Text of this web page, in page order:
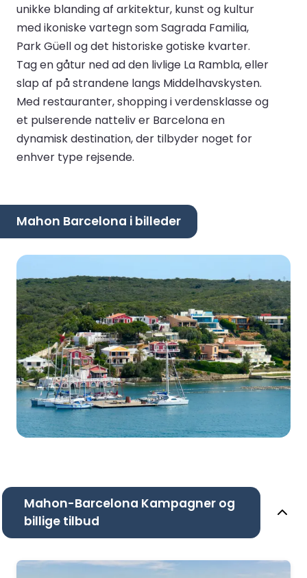
unikke blanding af arkitektur, kunst og kultur
med ikoniske vartegn som Sagrada Familia,
Park Güell og det historiske gotiske kvarter.
Tag en gåtur ned ad den livlige La Rambla, eller
slap af på strandene langs Middelhavskysten.
Med restauranter, shopping i verdensklasse og
et pulserende natteliv er Barcelona en
dynamisk destination, der tilbyder noget for
enhver type rejsende.
Mahon Barcelona i billeder
Mahon-Barcelona Kampagner og
billige tilbud